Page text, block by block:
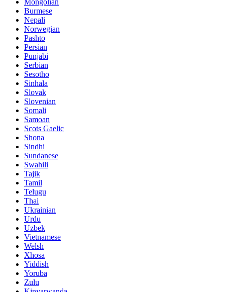
Mongolian
Burmese
Nepali
Norwegian
Pashto
Persian
Punjabi
Serbian
Sesotho
Sinhala
Slovak
Slovenian
Somali
Samoan
Scots Gaelic
Shona
Sindhi
Sundanese
Swahili
Tajik
Tamil
Telugu
Thai
Ukrainian
Urdu
Uzbek
Vietnamese
Welsh
Xhosa
Yiddish
Yoruba
Zulu